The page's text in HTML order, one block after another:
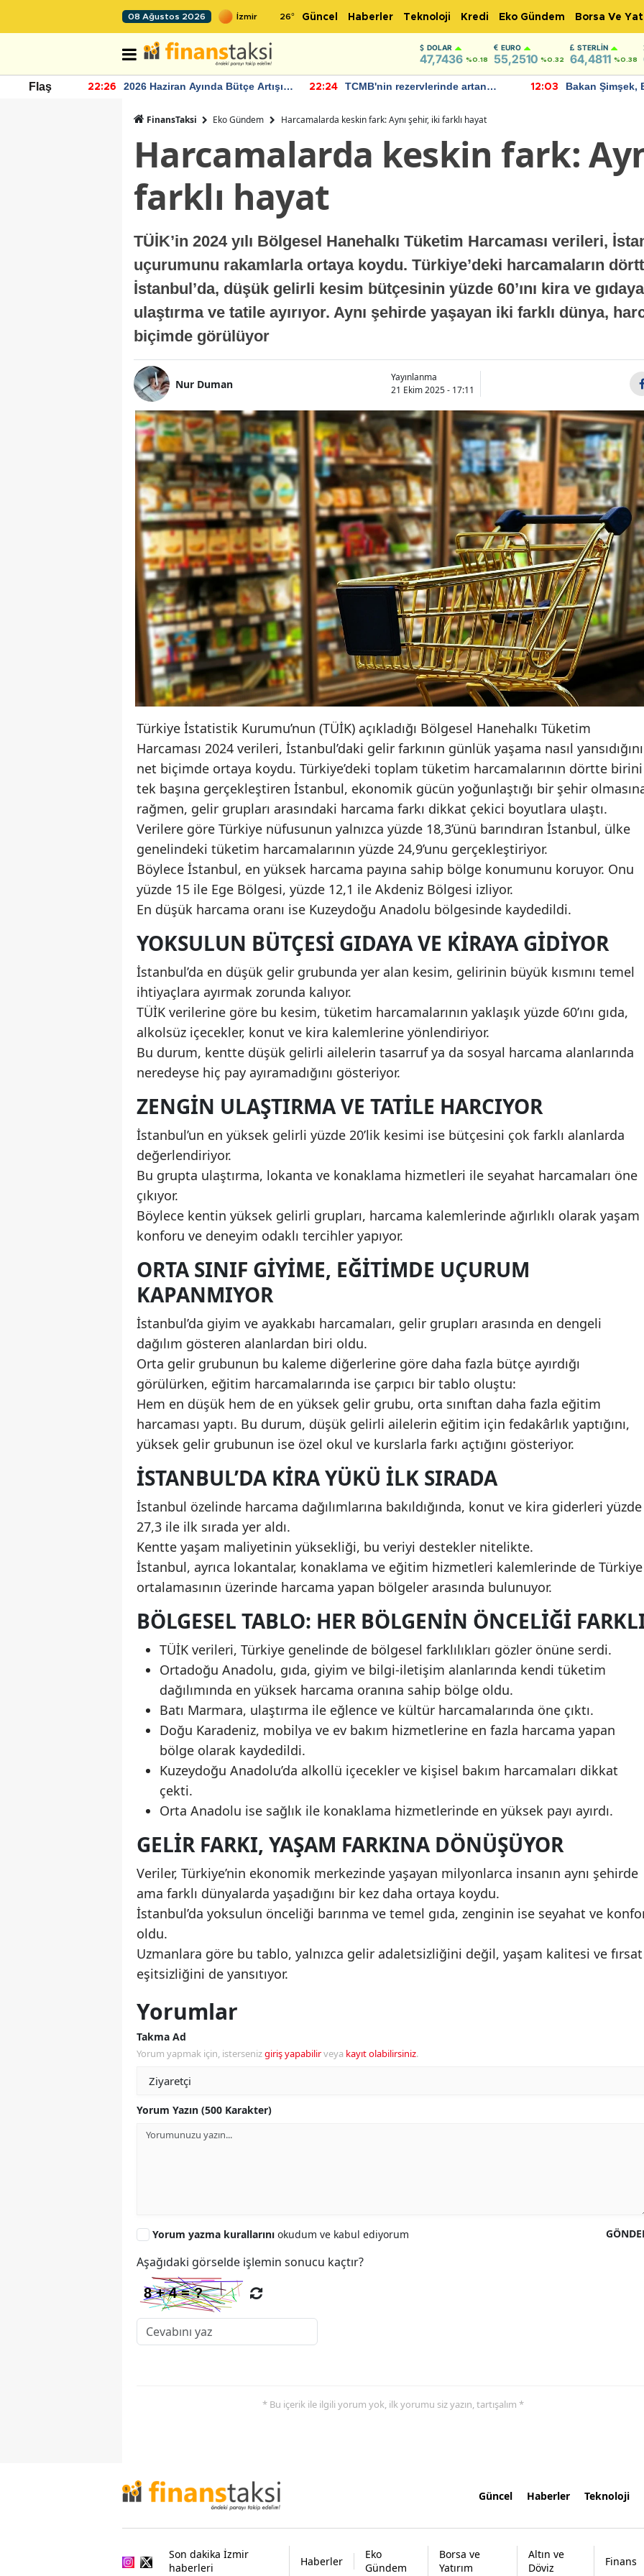
08 Ağustos 2026 26° Güncel Haberler Teknoloji Kredi Eko Gündem Borsa Ve
DOLAR
47,7436 %0.18
EURO
55,2510 %0.32
STERLIN
64,4811 %0.38
Flaş 22:26
2026 Haziran Ayında Bütçe Artışı
22:24
TCMB'nin rezervlerinde artan
12:03
Bakan Şimşek,
FinansTaksi Eko Gündem Harcamalarda keskin fark: Aynı şehir, iki farklı hayat
Harcamalarda keskin fark:
farklı hayat
TÜİK’in 2024 yılı Bölgesel Hanehalkı Tüketim Harcaması verileri,
uçurumunu rakamlarla ortaya koydu. Türkiye’deki harcamaların
İstanbul’da, düşük gelirli kesim bütçesinin yüzde 60’ını kira ve
ulaştırma ve tatile ayırıyor. Aynı şehirde yaşayan iki farklı dünya,
biçimde görülüyor
Nur Duman
Yayınlanma
21 Ekim 2025 - 17:11
Türkiye İstatistik Kurumu’nun (TÜİK) açıkladığı Bölgesel Hanehalkı Tüketim
Harcaması 2024 verileri, İstanbul’daki gelir farkının günlük yaşama nasıl yansıdığını
net biçimde ortaya koydu. Türkiye’deki toplam tüketim harcamalarının dörtte birini
tek başına gerçekleştiren İstanbul, ekonomik gücün yoğunlaştığı bir şehir
rağmen, gelir grupları arasındaki harcama farkı dikkat çekici boyutlara ulaştı.
Verilere göre Türkiye nüfusunun yalnızca yüzde 18,3’ünü barındıran İstanbul, ülke
genelindeki tüketim harcamalarının yüzde 24,9’unu gerçekleştiriyor.
Böylece İstanbul, en yüksek harcama payına sahip bölge konumunu koruyor. Onu
yüzde 15 ile Ege Bölgesi, yüzde 12,1 ile Akdeniz Bölgesi izliyor.
En düşük harcama oranı ise Kuzeydoğu Anadolu bölgesinde kaydedildi.
YOKSULUN BÜTÇESI GIDAYA VE KIRAYA GIDIYOR
İstanbul’da en düşük gelir grubunda yer alan kesim, gelirinin büyük kısmını temel
ihtiyaçlara ayırmak zorunda kalıyor.
TÜİK verilerine göre bu kesim, tüketim harcamalarının yaklaşık yüzde 60’ını gıda,
alkolsüz içecekler, konut ve kira kalemlerine yönlendiriyor.
Bu durum, kentte düşük gelirli ailelerin tasarruf ya da sosyal harcama alanlarında
neredeyse hiç pay ayıramadığını gösteriyor.
ZENGIN ULAŞTIRMA VE TATILE HARCIYOR
İstanbul’un en yüksek gelirli yüzde 20’lik kesimi ise bütçesini çok farklı alanlarda
değerlendiriyor.
Bu grupta ulaştırma, lokanta ve konaklama hizmetleri ile seyahat harcamaları öne
çıkıyor.
Böylece kentin yüksek gelirli grupları, harcama kalemlerinde ağırlıklı olarak yaşam
konforu ve deneyim odaklı tercihler yapıyor.
ORTA SINIF GIYIME, EĞITIMDE UÇURUM
KAPANMIYOR
İstanbul’da giyim ve ayakkabı harcamaları, gelir grupları arasında en dengeli
dağılım gösteren alanlardan biri oldu.
Orta gelir grubunun bu kaleme diğerlerine göre daha fazla bütçe ayırdığı
görülürken, eğitim harcamalarında ise çarpıcı bir tablo oluştu:
Hem en düşük hem de en yüksek gelir grubu, orta sınıftan daha fazla eğitim
harcaması yaptı. Bu durum, düşük gelirli ailelerin eğitim için fedakârlık yaptığını,
yüksek gelir grubunun ise özel okul ve kurslarla farkı açtığını gösteriyor.
İSTANBUL’DA KIRA YÜKÜ ILK SIRADA
İstanbul özelinde harcama dağılımlarına bakıldığında, konut ve kira giderleri yüzde
27,3 ile ilk sırada yer aldı.
Kentte yaşam maliyetinin yüksekliği, bu veriyi destekler nitelikte.
İstanbul, ayrıca lokantalar, konaklama ve eğitim hizmetleri kalemlerinde de Türkiye
ortalamasının üzerinde harcama yapan bölgeler arasında bulunuyor.
BÖLGESEL TABLO: HER BÖLGENIN ÖNCELIĞI
TÜİK verileri, Türkiye genelinde de bölgesel farklılıkları gözler önüne serdi.
Ortadoğu Anadolu, gıda, giyim ve bilgi-iletişim alanlarında kendi tüketim
dağılımında en yüksek harcama oranına sahip bölge oldu.
Batı Marmara, ulaştırma ile eğlence ve kültür harcamalarında öne çıktı.
Doğu Karadeniz, mobilya ve ev bakım hizmetlerine en fazla harcama yapan
bölge olarak kaydedildi.
Kuzeydoğu Anadolu’da alkollü içecekler ve kişisel bakım harcamaları dikkat
çekti.
Orta Anadolu ise sağlık ile konaklama hizmetlerinde en yüksek payı ayırdı.
GELIR FARKI, YAŞAM FARKINA DÖNÜŞÜYOR
Veriler, Türkiye’nin ekonomik merkezinde yaşayan milyonlarca insanın aynı şehirde
ama farklı dünyalarda yaşadığını bir kez daha ortaya koydu.
İstanbul’da yoksulun önceliği barınma ve temel gıda, zenginin ise seyahat ve
oldu.
Uzmanlara göre bu tablo, yalnızca gelir adaletsizliğini değil, yaşam kalitesi ve fırsat
eşitsizliğini de yansıtıyor.
Yorumlar
Takma Ad
Yorum yapmak için, istersenizgiriş yapabilirveya kayıt olabilirsiniz.
Yorum Yazın (500 Karakter)
Yorum yazma kurallarını okudum ve kabul ediyorum
Aşağıdaki görselde işlemin sonucu kaçtır?
* Bu içerik ile ilgili yorum yok, ilk yorumu siz yazın, tartışalım *
Güncel Haberler Teknoloji
Son dakika İzmir
haberleri
Haberler
Eko
Gündem
Borsa ve
Yatırım
Altın ve
Döviz
Finans